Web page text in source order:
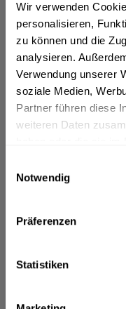
Wir verwenden
personalisieren,
zu können und die
analysieren.
Verwendung unserer
soziale Medien,
Partner führen diese
weiteren Daten
Notwendig
Präferenzen
Statistiken
verschiedene
Unternehmen wurde
und hat seinen Sitz
wurde das
Elisabethen Quelle
einigen Jahren sind
das renommierte
Qualität zerifziert.
Wassergetränken her.
Darunter